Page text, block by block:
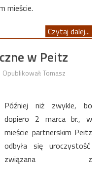
mieście.
Czytaj dalej...
w Peitz
Opublikował: Tomasz
Później niż zwykle, bo
dopiero 2 marca br., w
mieście partnerskim Peitz
odbyła się uroczystość
związana z